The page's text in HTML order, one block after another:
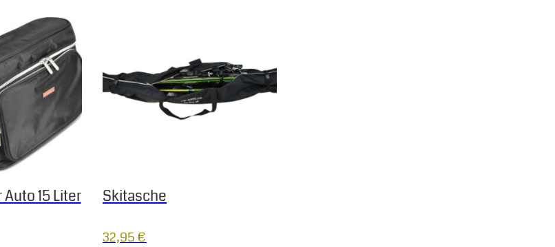
15 Liter Skitasche
32,95€